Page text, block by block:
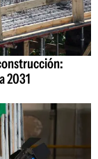
2031